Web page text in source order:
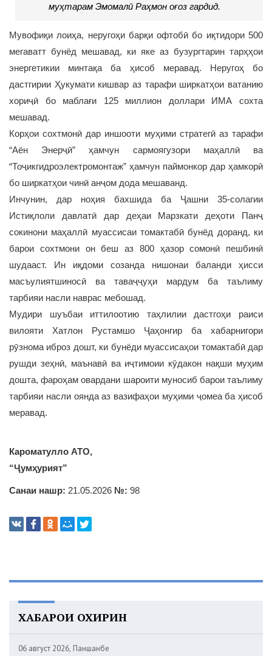
муҳтарам Эмомалӣ Раҳмон оғоз гардид.
Мувофиқи лоиҳа, неругоҳи барқи офтобӣ бо иқтидори 500
мегаватт бунёд мешавад, ки яке аз бузургтарин тарҳҳои
энергетикии минтақа ба ҳисоб меравад. Неругоҳ бо
дастгирии Ҳукумати кишвар аз тарафи ширкатҳои ватанию
хориҷӣ бо маблағи 125 миллион доллари ИМА сохта
мешавад.
Корҳои сохтмонӣ дар иншооти муҳими стратегӣ аз тарафи
“Аён Энерҷӣ” ҳамчун сармоягузори маҳаллӣ ва
“Тоҷикгидроэлектромонтаж” ҳамчун паймонкор дар ҳамкорӣ
бо ширкатҳои чинӣ анҷом дода мешаванд.
Инчунин, дар ноҳия бахшида ба Ҷашни 35-солагии
Истиқлоли давлатӣ дар деҳаи Марзкати деҳоти Панҷ
сокинони маҳаллӣ муассисаи томактабӣ бунёд доранд, ки
барои сохтмони он беш аз 800 ҳазор сомонӣ пешбинӣ
шудааст. Ин иқдоми созанда нишонаи баланди ҳисси
масъулиятшиносӣ ва таваҷҷуҳи мардум ба таълиму
тарбияи насли наврас мебошад.
Мудири шуъбаи иттилоотию таҳлилии дастгоҳи раиси
вилояти Хатлон Рустамшо Ҷаҳонгир ба хабарнигори
рӯзнома иброз дошт, ки бунёди муассисаҳои томактабӣ дар
рушди зеҳнӣ, маънавӣ ва иҷтимоии кӯдакон нақши муҳим
дошта, фароҳам овардани шароити муносиб барои таълиму
тарбияи насли оянда аз вазифаҳои муҳими ҷомеа ба ҳисоб
меравад.
Кароматулло АТО,
“Ҷумҳурият”
Санаи нашр: 21.05.2026 №: 98
ХАБАРҲОИ ОХИРИН
06 август 2026, Панҷшанбе